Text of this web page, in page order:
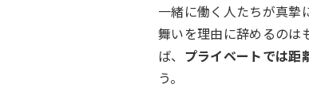
一緒に働く人たちが真摯
舞いを理由に辞めるのは
ば、 プライベートでは距
う。